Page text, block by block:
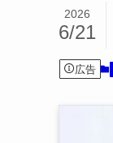
2026
6/21
広告